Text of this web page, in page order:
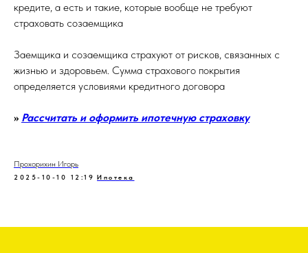
кредите, а есть и такие, которые вообще не требуют
страховать созаемщика
Заемщика и созаемщика страхуют от рисков, связанных с
жизнью и здоровьем. Сумма страхового покрытия
определяется условиями кредитного договора
>> Рассчитать и оформить ипотечную страховку
Прохорихин Игорь
2025-10-10 12:19 Ипотека